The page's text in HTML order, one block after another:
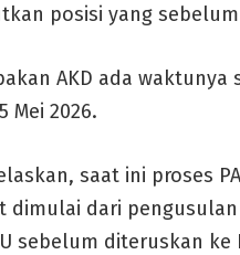
posisi yang
AKD ada
Mei 2026.
saat ini proses
dimulai dari
sebelum diteruskan ke